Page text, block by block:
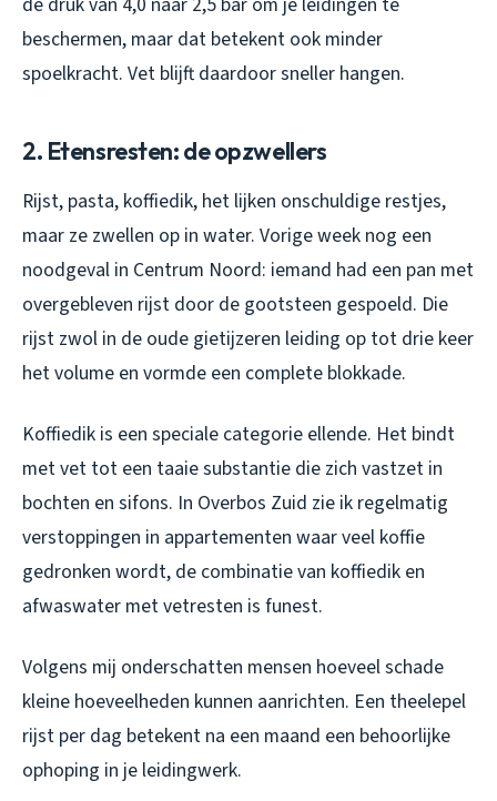
beschermen, maar dat betekent ook minder
spoelkracht. Vet blijft daardoor sneller hangen.
2. Etensresten: de opzwellers
Rijst, pasta, koffiedik, het lijken onschuldige restjes,
maar ze zwellen op in water. Vorige week nog een
noodgeval in Centrum Noord: iemand had een pan met
overgebleven rijst door de gootsteen gespoeld. Die
rijst zwol in de oude gietijzeren leiding op tot drie keer
het volume en vormde een complete blokkade.
Koffiedik is een speciale categorie ellende. Het bindt
met vet tot een taaie substantie die zich vastzet in
bochten en sifons. In Overbos Zuid zie ik regelmatig
verstoppingen in appartementen waar veel koffie
gedronken wordt, de combinatie van koffiedik en
afwaswater met vetresten is funest.
Volgens mij onderschatten mensen hoeveel schade
kleine hoeveelheden kunnen aanrichten. Een theelepel
rijst per dag betekent na een maand een behoorlijke
ophoping in je leidingwerk.